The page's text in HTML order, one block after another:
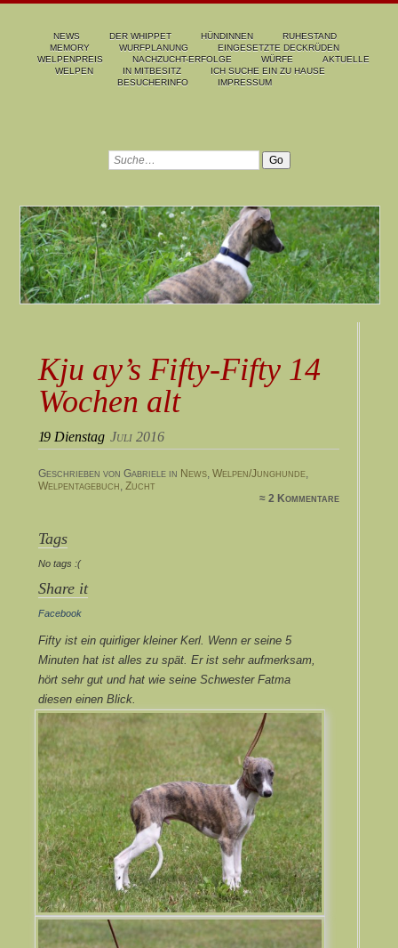
NEWS DER WHIPPET HÜNDINNEN
RUHESTAND
MEMORY
WURFPLANUNG
EINGESETZTE DECKRÜDEN
WELPENPREIS
NACHZUCHT-ERFOLGE WÜRFE
AKTUELLE
WELPEN
IN MITBESITZ
ICH SUCHE EIN ZU HAUSE
BESUCHERINFO
IMPRESSUM
Kju ay’s Fifty-Fifty 14
Wochen alt
19 Dienstag Juli 2016
Geschrieben von Gabriele in News, Welpen/Junghunde,
Welpentagebuch, Zucht
≈ 2 Kommentare
Tags
No tags :(
Share it
Facebook
Fifty ist ein quirliger kleiner Kerl. Wenn er seine 5
Minuten hat ist alles zu spät. Er ist sehr aufmerksam,
hört sehr gut und hat wie seine Schwester Fatma
diesen einen Blick.